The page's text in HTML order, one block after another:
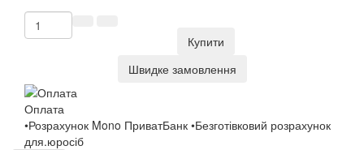
Купити
Швидке замовлення
Оплата
•Розрахунок Mono ПриватБанк •Безготівковий розрахунок
для.юросіб